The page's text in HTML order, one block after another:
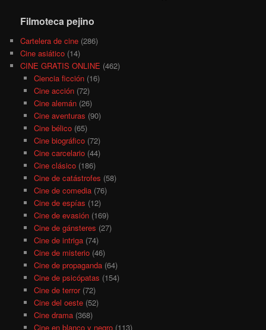
Filmoteca pejino
Cartelera de cine (286)
Cine asiático (14)
CINE GRATIS ONLINE (462)
Ciencia ficción(16)
Cine acción(72)
Cine alemán(26)
Cine aventuras (90)
Cine bélico(65)
Cine biográfico(72)
Cine carcelario(44)
Cine clásico(186)
Cine de catástrofes (58)
Cine de comedia(76)
Cine de espías (12)
Cine de evasión(169)
Cine de gánsteres (27)
Cine de intriga(74)
Cine de misterio(46)
Cine de propaganda(64)
Cine de psicópatas (154)
Cine de terror(72)
Cine del oeste(52)
Cine drama(368)
Cine en blanco y negro(113)